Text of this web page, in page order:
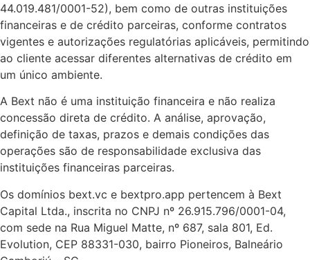
44.019.481/0001-52), bem como de outras instituições
financeiras e de crédito parceiras, conforme contratos
vigentes e autorizações regulatórias aplicáveis, permitindo
ao cliente acessar diferentes alternativas de crédito em
um único ambiente.
A Bext não é uma instituição financeira e não realiza
concessão direta de crédito. A análise, aprovação,
definição de taxas, prazos e demais condições das
operações são de responsabilidade exclusiva das
instituições financeiras parceiras.
Os domínios bext.vc e bextpro.app pertencem à Bext
Capital Ltda., inscrita no CNPJ nº 26.915.796/0001-04,
com sede na Rua Miguel Matte, nº 687, sala 801, Ed.
Evolution, CEP 88331-030, bairro Pioneiros, Balneário